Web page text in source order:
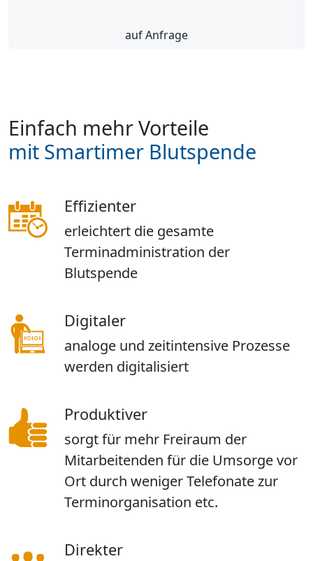
auf Anfrage
Einfach mehr Vorteile
mit Smartimer Blutspende
Effizienter
erleichtert die gesamte
Terminadministration der
Blutspende
Digitaler
analoge und zeitintensive Prozesse
werden digitalisiert
Produktiver
sorgt für mehr Freiraum der
Mitarbeitenden für die Umsorge vor
Ort durch weniger Telefonate zur
Terminorganisation etc.
Direkter